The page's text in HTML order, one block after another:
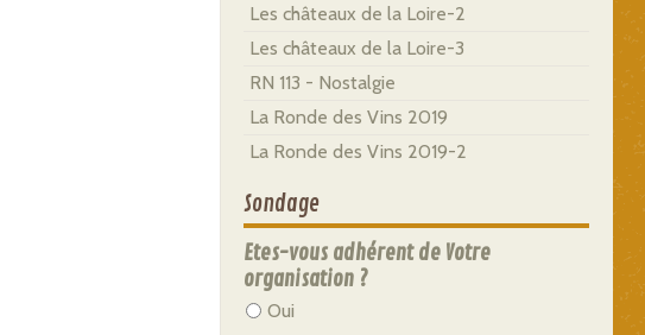
Les châteaux de la Loire-2
Les châteaux de la Loire-3
RN 113 - Nostalgie
La Ronde des Vins 2019
La Ronde des Vins 2019-2
Sondage
Etes-vous adhérent de Votre
organisation ?
Oui